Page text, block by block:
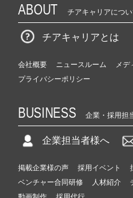
ABOUT チアキャリアにつ
チアキャリアとは
会社概要 ニュースルーム
メデ
プライバシーポリシー
BUSINESS 企業・採用担
企業担当者様へ
掲載企業様の声 採用イベント
ベンチャー合同研修
人材紹介